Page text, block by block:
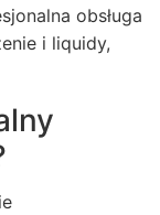
obsługa
i liquidy,